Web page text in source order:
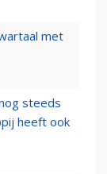
met
steeds
heeft ook